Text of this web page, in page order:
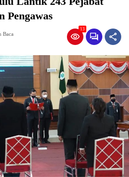
Pengawas
Baca
13